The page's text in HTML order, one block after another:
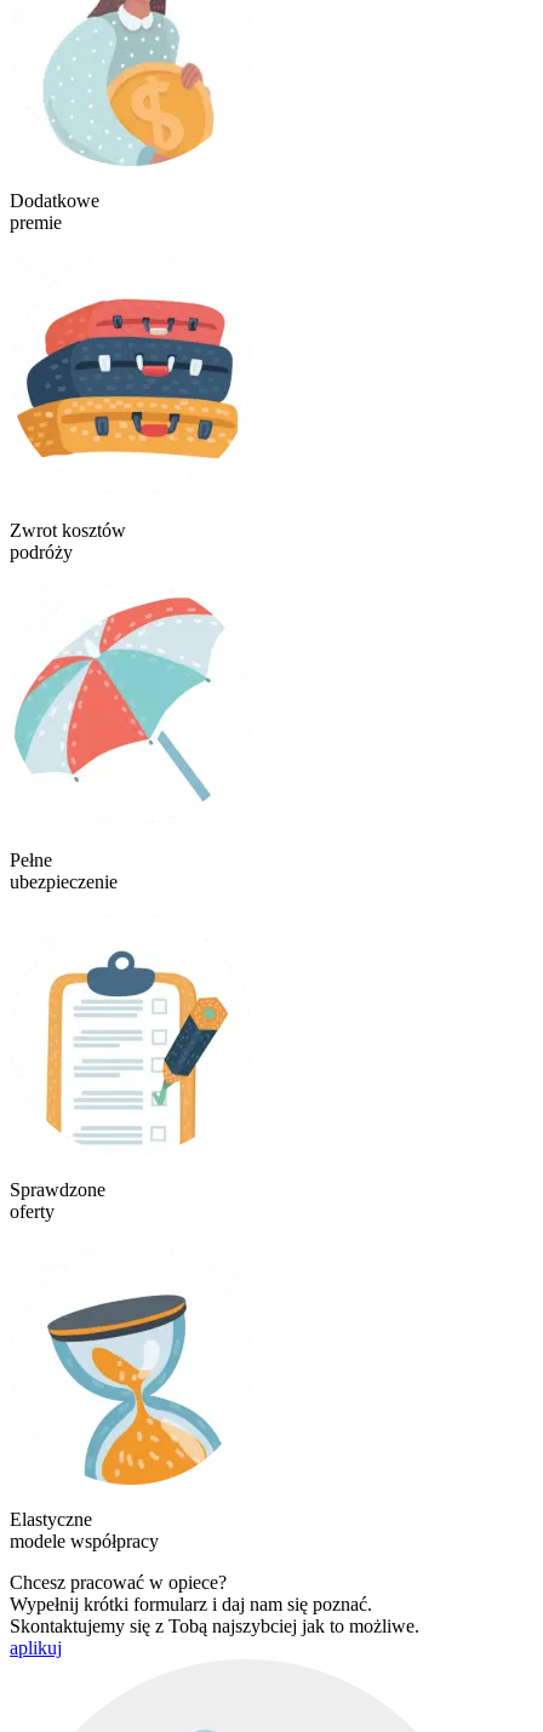
Dodatkowe
premie
Zwrot kosztów
podróży
Pełne
ubezpieczenie
Sprawdzone
oferty
Elastyczne
modele współpracy
Chcesz pracować w opiece?
Wypełnij krótki formularz i daj nam się poznać.
Skontaktujemy się z Tobą najszybciej jak to możliwe.
aplikuj